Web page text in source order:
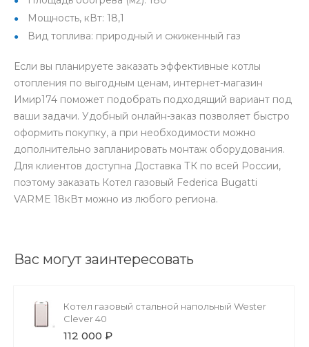
Мощность, кВт: 18,1
Вид топлива: природный и сжиженный газ
Если вы планируете заказать эффективные котлы
отопления по выгодным ценам, интернет-магазин
Имир174 поможет подобрать подходящий вариант под
ваши задачи. Удобный онлайн-заказ позволяет быстро
оформить покупку, а при необходимости можно
дополнительно запланировать монтаж оборудования.
Для клиентов доступна Доставка ТК по всей России,
поэтому заказать Котел газовый Federica Bugatti
VARME 18кВт можно из любого региона.
Вас могут заинтересовать
Котел газовый стальной напольный Wester
Clever 40
112 000 ₽